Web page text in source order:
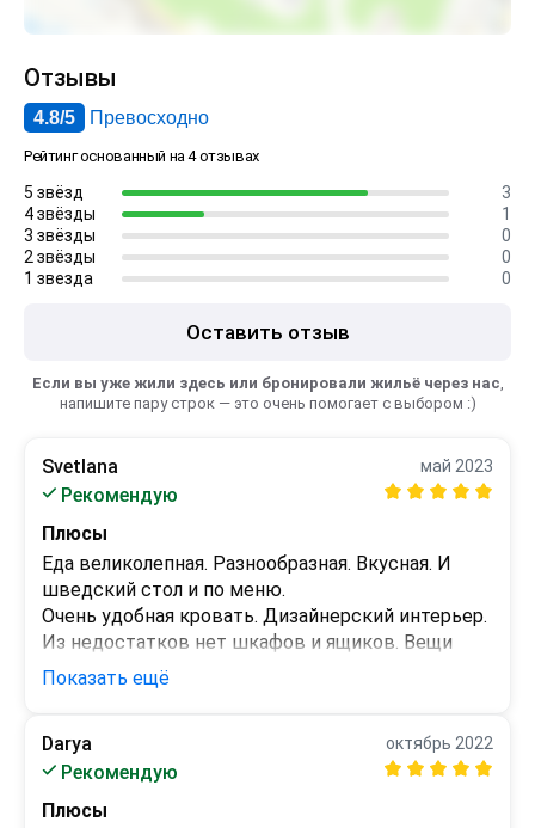
Отзывы
4.8/5 Превосходно
Рейтинг основанный на 4 отзывах
5 звёзд
3
4 звёзды
1
3 звёзды
0
2 звёзды
0
1 звезда
0
Оставить отзыв
Если вы уже жили здесь или бронировали жильё через нас,
напишите пару строк — это очень помогает с выбором :)
Svetlana
Рекомендую
май 2023
Плюсы
Еда великолепная. Разнообразная. Вкусная. И
шведский стол и по меню.
Очень удобная кровать. Дизайнерский интерьер.
Из недостатков нет шкафов и ящиков. Вещи
разместить негде.
Прекрасный клининг. Ежедневная не навязчивая
Очень внимательный и приветливый персонал.
Минусы
Показать ещё
Darya
Рекомендую
октябрь 2022
Плюсы